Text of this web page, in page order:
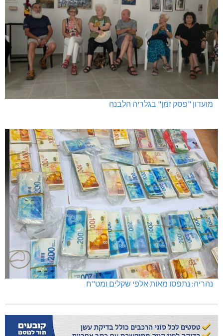
מועדון "פסק זמן" בגלריה הלבנה
נהריה: נתפסו מאות אלפי שקלים ומט"ח